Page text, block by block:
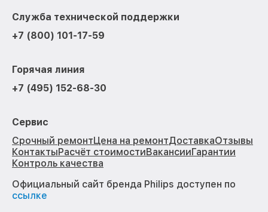
Служба технической поддержки
+7 (800) 101-17-59
Горячая линия
+7 (495) 152-68-30
Сервис
Срочный ремонтЦена на ремонтДоставкаОтзывы
КонтактыРасчёт стоимостиВакансииГарантии
Контроль качества
Официальный сайт бренда Philips доступен по
ссылке